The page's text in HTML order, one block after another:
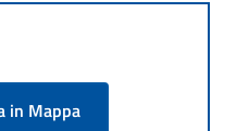
in Mappa